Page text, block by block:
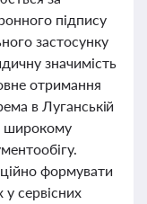
підпису
застосунку
значимість
отримання
в Луганській
широкому
формувати
у сервісних